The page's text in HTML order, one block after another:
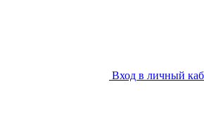
Вход в личный